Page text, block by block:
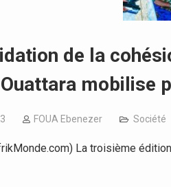
de la
mobilise
FOUA Ebenezer Société
La troisième